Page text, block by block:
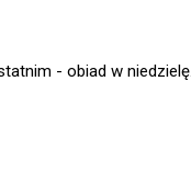
- obiad w niedzielę.